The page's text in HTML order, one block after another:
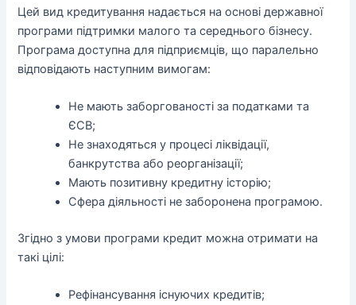
Цей вид кредитування надається на основі державної
програми підтримки малого та середнього бізнесу.
Програма доступна для підприємців, що паралельно
відповідають наступним вимогам:
Не мають заборгованості за податками та
ЄСВ;
Не знаходяться у процесі ліквідації,
банкрутства або реорганізації;
Мають позитивну кредитну історію;
Сфера діяльності не заборонена програмою.
Згідно з умови програми кредит можна отримати на
такі цілі:
Рефінансування існуючих кредитів;